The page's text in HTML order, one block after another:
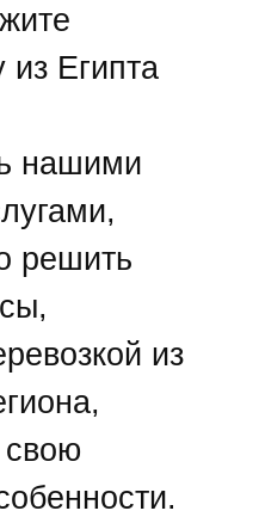
из Египта
нашими
решить
из
свою